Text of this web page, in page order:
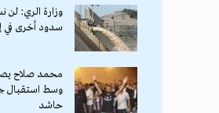
وزارة الري: لن
سدود أخرى في
محمد صلاح
وسط استقبال
حاشد